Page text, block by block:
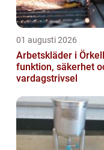
01 augusti 2026
Arbetskläder i
funktion, säkerhet
vardagstrivsel